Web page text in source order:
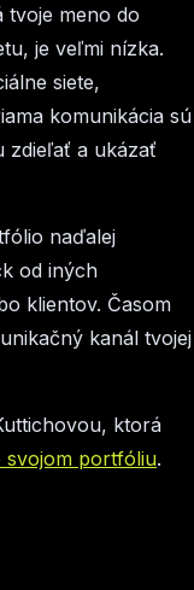
tvoje meno do
je veľmi nízka.
siete,
komunikácia sú
zdieľať a ukázať
naďalej
od iných
klientov. Časom
kanál tvojej
ktorá
svojom portfóliu.